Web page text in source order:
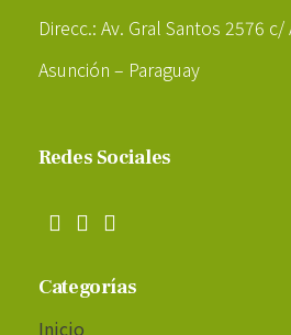
Direcc.: Av. Gral Santos 2576
Asunción – Paraguay
Redes Sociales
Categorías
Inicio